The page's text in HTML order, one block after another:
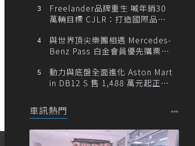
Freelander品牌重生 喊年銷30
萬輛目標 CJLR：打造國際品牌
與世界頂尖樂團相遇 Mercedes-
Benz Pass 白金會員優先購票維
動力與底盤全面進化 Aston Mart
in DB12 S 售 1,488 萬元起正式
車訊熱門